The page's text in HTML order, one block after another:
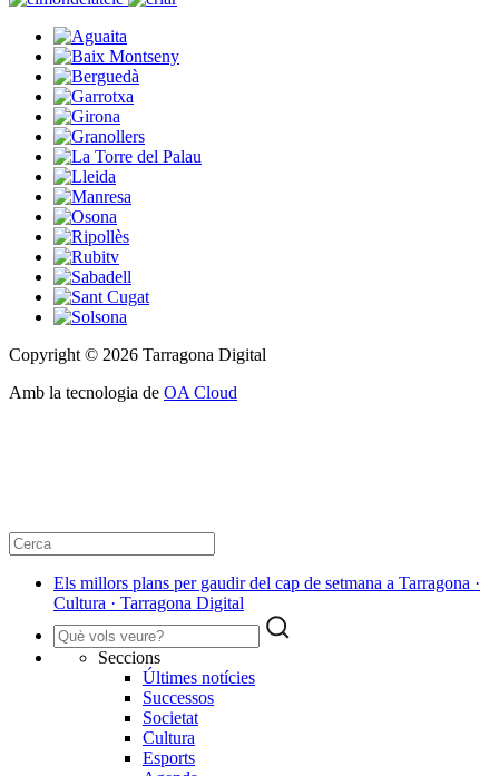
Copyright © 2026 Tarragona Digital
Amb la tecnologia de OA Cloud
Els millors plans per gaudir del cap de setmana a Tarragona ·
Cultura · Tarragona Digital
Seccions
Últimes notícies
Successos
Societat
Cultura
Esports